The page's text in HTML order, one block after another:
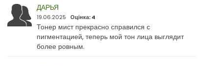
ДАРЬЯ
19.06.2025 Оцінка: 4
Тонер мист прекрасно справился с
пигментацией, теперь мой тон лица выглядит
более ровным.